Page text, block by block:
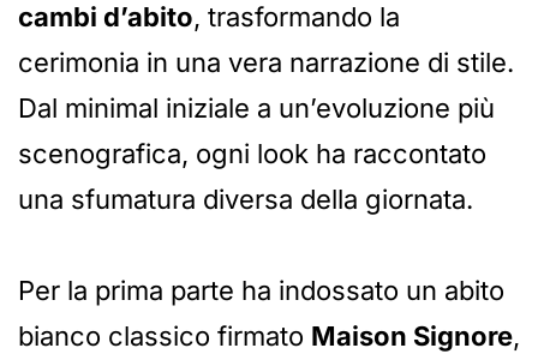
cambi d’abito, trasformando la
cerimonia in una vera narrazione di stile.
Dal minimal iniziale a un’evoluzione più
scenografica, ogni look ha raccontato
una sfumatura diversa della giornata.
Per la prima parte ha indossato un abito
bianco classico firmato Maison Signore,